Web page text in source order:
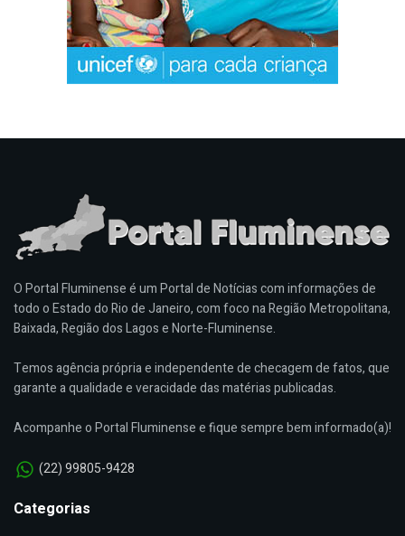
O Portal Fluminense é um Portal de Notícias com informações de
todo o Estado do Rio de Janeiro, com foco na Região Metropolitana,
Baixada, Região dos Lagos e Norte-Fluminense.
Temos agência própria e independente de checagem de fatos, que
garante a qualidade e veracidade das matérias publicadas.
Acompanhe o Portal Fluminense e fique sempre bem informado(a)!
(22) 99805-9428
Categorias